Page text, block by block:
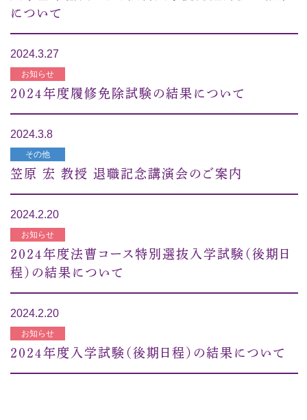
について
2024.3.27
お知らせ
２０２４年度履修免除試験の結果について
2024.3.8
その他
笠原 宏 教授 退職記念講演会のご案内
2024.2.20
お知らせ
２０２４年度法曹コース特別選抜入学試験（後期日
程）の結果について
2024.2.20
お知らせ
２０２４年度入学試験（後期日程）の結果について